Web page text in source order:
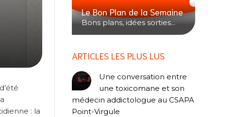
: la
Le Bon Plan de la Semaine
Bons plans, idées sorties...
ARTICLES LES PLUS LUS
Une conversation entre
une toxicomane et son
médecin addictologue au CSAPA
Point-Virgule